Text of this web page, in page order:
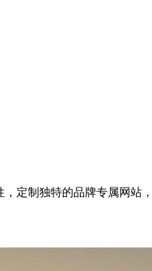
定制独特的品牌专属网站